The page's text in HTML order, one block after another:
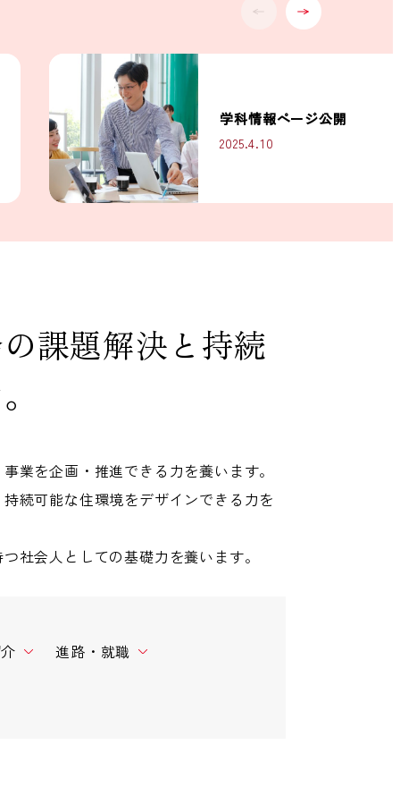
前のスライドへ
学科情報ページ公開
2025.4.10
次のスライドへ
課題解決と持続
業を企画・推進できる力を養います。
続可能な住環境をデザインできる力を
社会人としての基礎力を養います。
進路・就職